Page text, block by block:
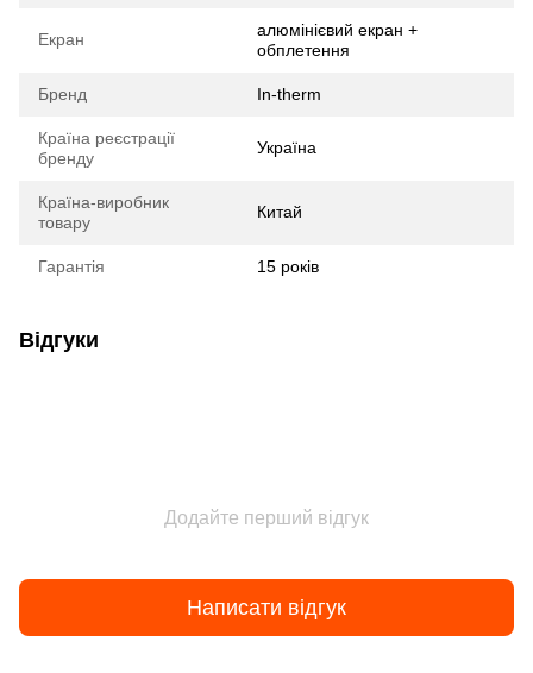
Екран
алюмінієвий екран +
обплетення
Бренд In-therm
Країна реєстрації
бренду
Україна
Країна-виробник
товару
Китай
Гарантія 15 років
Відгуки
Додайте перший відгук
Написати відгук